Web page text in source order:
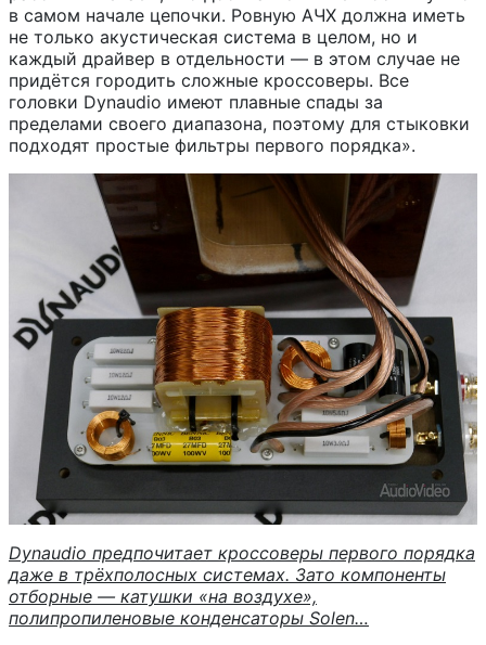
в самом начале цепочки. Ровную АЧХ должна иметь
не только акустическая система в целом, но и
каждый драйвер в отдельности — в этом случае не
придётся городить сложные кроссоверы. Все
головки Dynaudio имеют плавные спады за
пределами своего диапазона, поэтому для стыковки
подходят простые фильтры первого порядка».
Dynaudio предпочитает кроссоверы первого порядка
даже в трёхполосных системах. Зато компоненты
отборные — катушки «на воздухе»,
полипропиленовые конденсаторы Solen…